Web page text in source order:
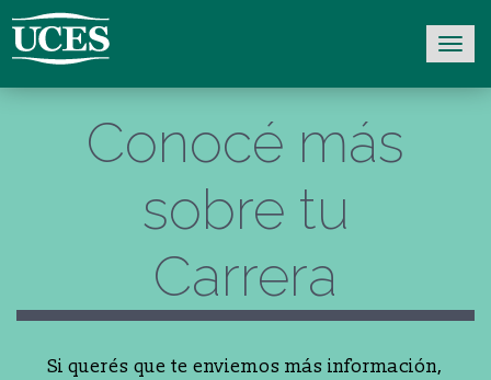
Conocé más
sobre tu
Carrera
Si querés que te enviemos más información,